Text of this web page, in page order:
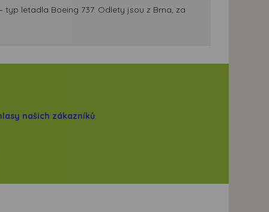
letadla Boeing 737. Odlety jsou z Brna, za
našich zákazníků.